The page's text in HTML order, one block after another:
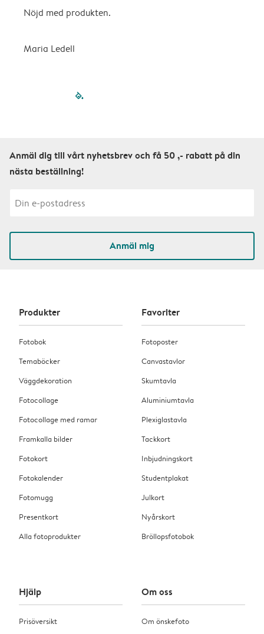
Nöjd med produkten.
Maria Ledell
filled-pagination
Anmäl dig till vårt nyhetsbrev och få 50 ,- rabatt på din
nästa beställning!
Anmäl mig
Produkter
Fotobok
Temaböcker
Väggdekoration
Fotocollage
Fotocollage med ramar
Framkalla bilder
Fotokort
Fotokalender
Fotomugg
Presentkort
Alla fotoprodukter
Favoriter
Fotoposter
Canvastavlor
Skumtavla
Aluminiumtavla
Plexiglastavla
Tackkort
Inbjudningskort
Studentplakat
Julkort
Nyårskort
Bröllopsfotobok
Hjälp
Prisöversikt
Om oss
Om önskefoto